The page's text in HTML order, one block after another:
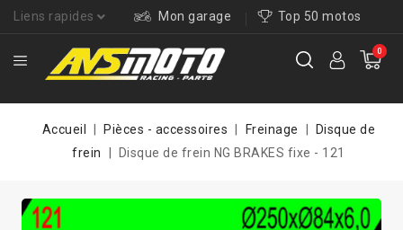
Liens rapides Mon garage Top 50 motos
0
Accueil Pièces - accessoires Freinage
Disque de
frein
Disque de frein NG BRAKES fixe - 121